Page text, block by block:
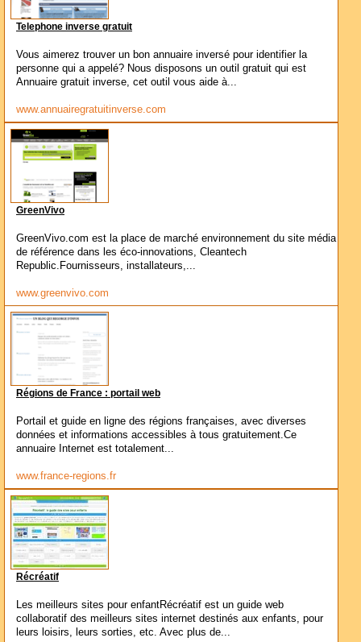
Telephone inverse gratuit
Vous aimerez trouver un bon annuaire inversé pour identifier la
personne qui a appelé? Nous disposons un outil gratuit qui est
Annuaire gratuit inverse, cet outil vous aide à...
www.annuairegratuitinverse.com
GreenVivo
GreenVivo.com est la place de marché environnement du site média
de référence dans les éco-innovations, Cleantech
Republic.Fournisseurs, installateurs,...
www.greenvivo.com
Régions de France : portail web
Portail et guide en ligne des régions françaises, avec diverses
données et informations accessibles à tous gratuitement.Ce
annuaire Internet est totalement...
www.france-regions.fr
Récréatif
Les meilleurs sites pour enfantRécréatif est un guide web
collaboratif des meilleurs sites internet destinés aux enfants, pour
leurs loisirs, leurs sorties, etc. Avec plus de...